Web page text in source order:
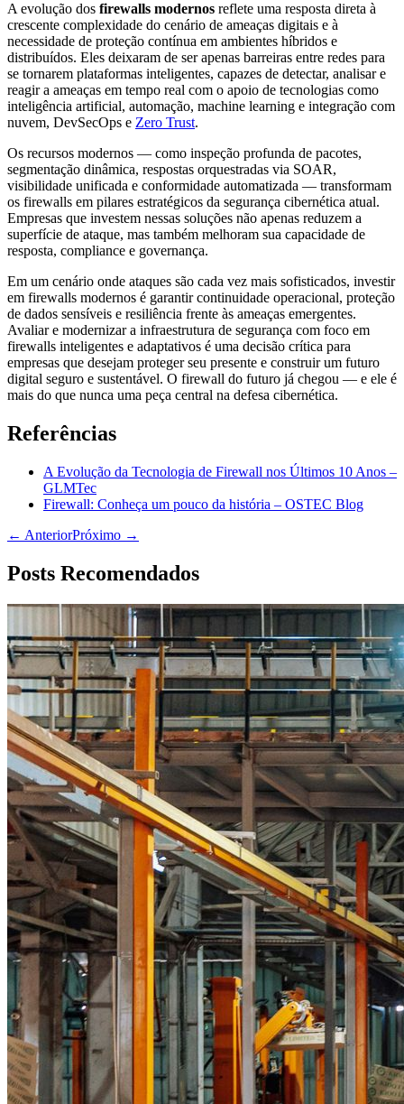
A evolução dos firewalls modernos reflete uma resposta direta à
crescente complexidade do cenário de ameaças digitais e à
necessidade de proteção contínua em ambientes híbridos e
distribuídos. Eles deixaram de ser apenas barreiras entre redes para
se tornarem plataformas inteligentes, capazes de detectar, analisar e
reagir a ameaças em tempo real com o apoio de tecnologias como
inteligência artificial, automação, machine learning e integração com
nuvem, DevSecOps e Zero Trust.
Os recursos modernos — como inspeção profunda de pacotes,
segmentação dinâmica, respostas orquestradas via SOAR,
visibilidade unificada e conformidade automatizada — transformam
os firewalls em pilares estratégicos da segurança cibernética atual.
Empresas que investem nessas soluções não apenas reduzem a
superfície de ataque, mas também melhoram sua capacidade de
resposta, compliance e governança.
Em um cenário onde ataques são cada vez mais sofisticados, investir
em firewalls modernos é garantir continuidade operacional, proteção
de dados sensíveis e resiliência frente às ameaças emergentes.
Avaliar e modernizar a infraestrutura de segurança com foco em
firewalls inteligentes e adaptativos é uma decisão crítica para
empresas que desejam proteger seu presente e construir um futuro
digital seguro e sustentável. O firewall do futuro já chegou — e ele é
mais do que nunca uma peça central na defesa cibernética.
Referências
A Evolução da Tecnologia de Firewall nos Últimos 10 Anos –
GLMTec
Firewall: Conheça um pouco da história – OSTEC Blog
← AnteriorPróximo →
Posts Recomendados